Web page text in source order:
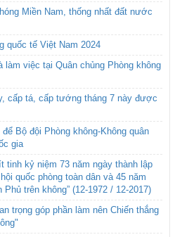
Miền Nam, thống nhất đất nước
quốc tế Việt Nam 2024
việc tại Quân chủng Phòng không
cấp tá, cấp tướng tháng 7 này được
Bộ đội Phòng không-Không quân
gia
tinh kỷ niệm 73 năm ngày thành lập
quốc phòng toàn dân và 45 năm
trên không” (12-1972 / 12-2017)
trọng góp phần làm nên Chiến thắng